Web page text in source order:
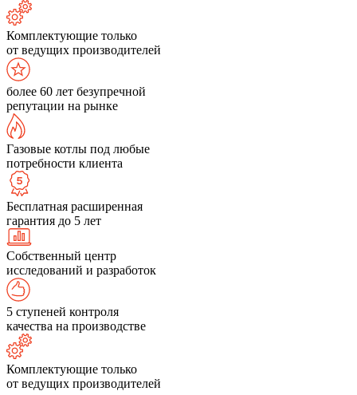
Комплектующие только
от ведущих производителей
более 60 лет безупречной
репутации на рынке
Газовые котлы под любые
потребности клиента
Бесплатная расширенная
гарантия до 5 лет
Собственный центр
исследований и разработок
5 ступеней контроля
качества на производстве
Комплектующие только
от ведущих производителей